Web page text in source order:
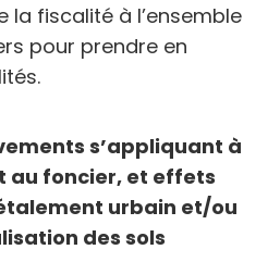
la fiscalité à l’ensemble
pour prendre en
s’appliquant à
au foncier, et effets
urbain et/ou
des sols